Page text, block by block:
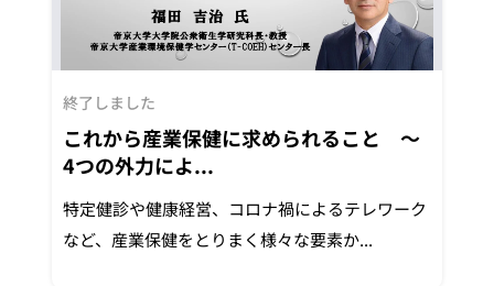
終了しました
これから産業保健に求められること ～
4つの外力によ...
特定健診や健康経営、コロナ禍によるテレワーク
など、産業保健をとりまく様々な要素か...